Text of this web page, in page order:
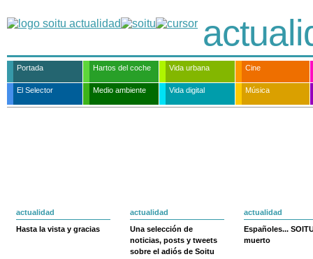
Portada Hartos del coche Vida urbana Cine
El Selector Medio ambiente Vida digital Música
actualidad
Hasta la vista y gracias
actualidad
Una selección de
noticias, posts y tweets
sobre el adiós de Soitu
actualidad
Españoles...
muerto